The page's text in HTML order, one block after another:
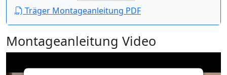
Träger Montageanleitung PDF
Montageanleitung Video